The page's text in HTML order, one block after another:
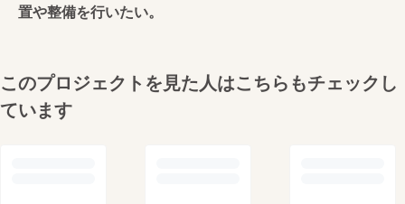
置や整備を行いたい。
このプロジェクトを見た人はこちらもチェックし
ています